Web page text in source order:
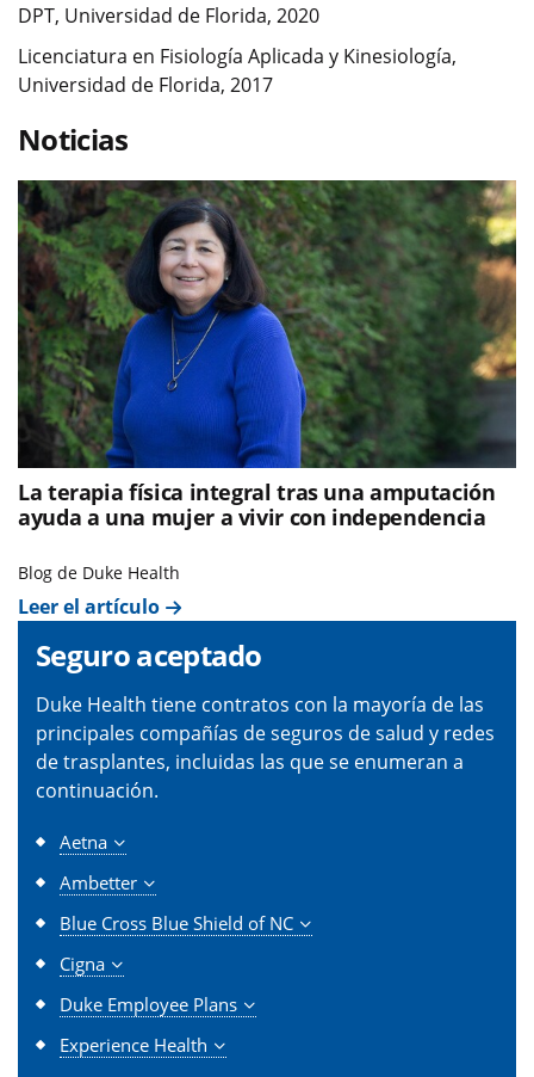
DPT, Universidad de Florida, 2020
Licenciatura en Fisiología Aplicada y Kinesiología,
Universidad de Florida, 2017
Noticias
La terapia física integral tras una amputación
ayuda a una mujer a vivir con independencia
Blog de Duke Health
Leer el artículo
Seguro aceptado
Duke Health tiene contratos con la mayoría de las
principales compañías de seguros de salud y redes
de trasplantes, incluidas las que se enumeran a
continuación.
Aetna
Ambetter
Blue Cross Blue Shield of NC
Cigna
Duke Employee Plans
Experience Health